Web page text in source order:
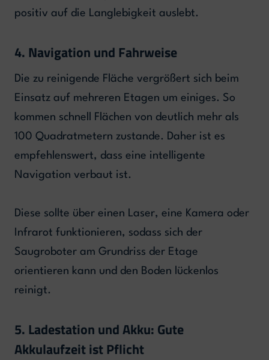
positiv auf die Langlebigkeit auslebt.
4. Navigation und Fahrweise
Die zu reinigende Fläche vergrößert sich beim
Einsatz auf mehreren Etagen um einiges. So
kommen schnell Flächen von deutlich mehr als
100 Quadratmetern zustande. Daher ist es
empfehlenswert, dass eine intelligente
Navigation verbaut ist.
Diese sollte über einen Laser, eine Kamera oder
Infrarot funktionieren, sodass sich der
Saugroboter am Grundriss der Etage
orientieren kann und den Boden lückenlos
reinigt.
5. Ladestation und Akku: Gute
Akkulaufzeit ist Pflicht